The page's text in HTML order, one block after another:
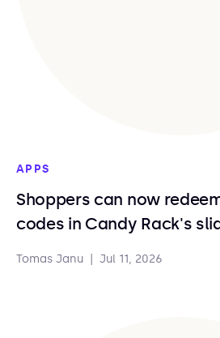
APPS
Shoppers can now
codes in Candy Rack's
Tomas Janu Jul 11, 2026